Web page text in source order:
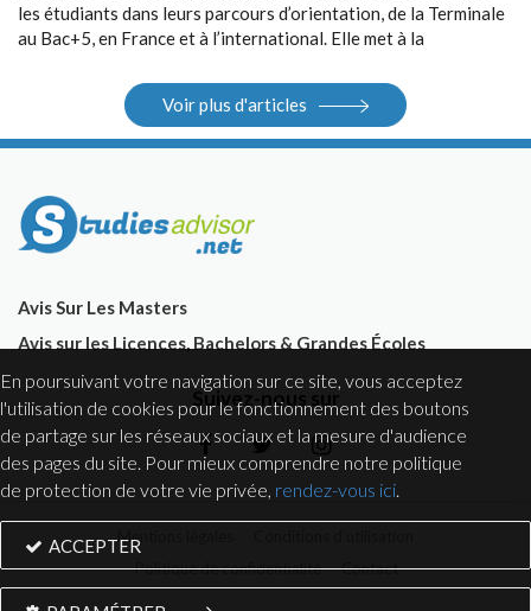
les étudiants dans leurs parcours d’orientation, de la Terminale
au Bac+5, en France et à l’international. Elle met à la
Internet, salons.
Voir plus d'articles
Avis Sur Les Masters
Avis sur les Licences, Bachelors & Grandes Écoles
Suivez-nous sur
Mentions légales
Politique de confidentialité
Contact
En poursuivant votre navigation sur ce site, vous acceptez
l'utilisation de cookies pour le fonctionnement des boutons
de partage sur les réseaux sociaux et la mesure d'audience
des pages du site. Pour mieux comprendre notre politique
de protection de votre vie privée, rendez-vous ici.
ACCEPTER